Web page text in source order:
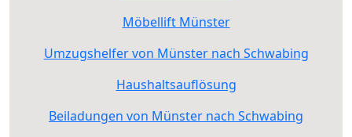
Möbellift Münster
Umzugshelfer von Münster nach Schwabing
Haushaltsauflösung
Beiladungen von Münster nach Schwabing